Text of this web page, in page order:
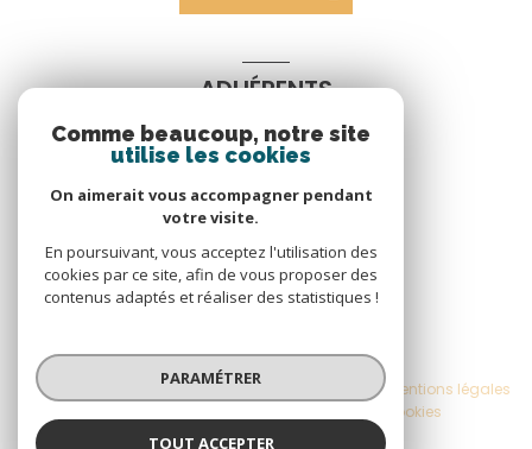
ADHÉRENTS
Nous adhérons
© 2026 | Tous droits réservés
Nos honoraires Nos partenaires
Mentions légales
Cookies
Comme beaucoup, notre site
utilise les cookies
On aimerait vous accompagner pendant
votre visite.
En poursuivant, vous acceptez l'utilisation des
cookies par ce site, afin de vous proposer des
contenus adaptés et réaliser des statistiques !
PARAMÉTRER
TOUT ACCEPTER